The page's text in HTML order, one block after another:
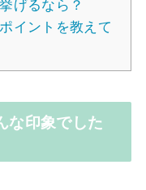
げるなら？
イントを教えて
な印象でした